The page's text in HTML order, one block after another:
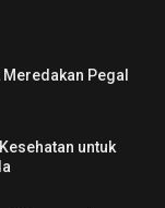
Pegal
untuk